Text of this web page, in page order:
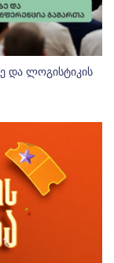
და ლოგისტიკის